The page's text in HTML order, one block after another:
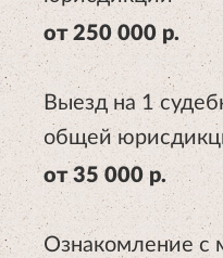
от 250 000 р.
Выезд на 1
общей
от 35 000 р.
Ознакомление с